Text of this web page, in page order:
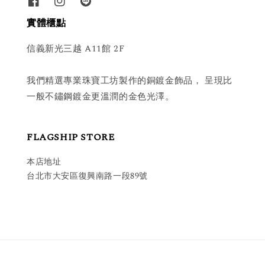
實體櫃點
信義新光三越 A11館 2F
我們精選專業珠寶工坊製作的銅鍍金飾品， 呈現比
一般不鏽鋼鍍金更溫潤的金色光澤。
FLAGSHIP STORE
本店地址
台北市大安區復興南路一段89號